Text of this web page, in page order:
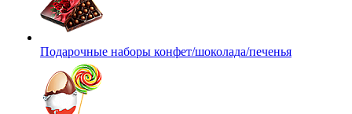
Подарочные наборы конфет/шоколада/печенья